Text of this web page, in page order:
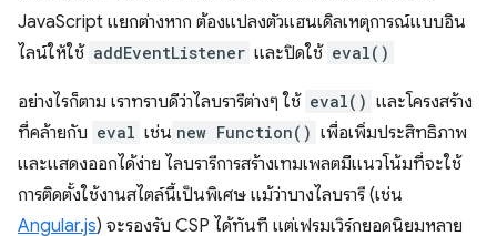
JavaScript แยกต่างหาก ต้องแปลงตัวแฮนเดิลเหตุการณ์แบบอิน
ไลน์ให้ใช้ addEventListener และปิดใช้ eval()
อย่างไรก็ตาม เราทราบดีว่าไลบรารีต่างๆ ใช้ eval() และโครงสร้าง
ที่คล้ายกับ eval เช่น new Function() เพื่อเพิ่มประสิทธิภาพ
และแสดงออกได้ง่าย ไลบรารีการสร้างเทมเพลตมีแนวโน้มที่จะใช้
การติดตั้งใช้งานสไตล์นี้เป็นพิเศษ แม้ว่าบางไลบรารี (เช่น
Angular.js) จะรองรับ CSP ได้ทันที แต่เฟรมเวิร์กยอดนิยมหลาย